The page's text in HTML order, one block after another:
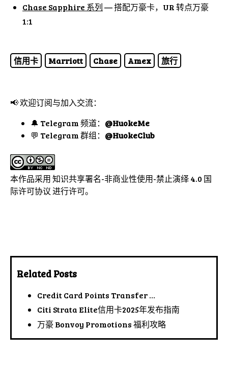
Chase Sapphire 系列— 搭配万豪卡，UR 转点万豪
1:1
信用卡 Marriott Chase Amex 旅行
📢 欢迎订阅与加入交流：
🔔 Telegram 频道： @HuokeMe
💬 Telegram 群组： @HuokeClub
本作品采用知识共享署名-非商业性使用-禁止演绎 4.0 国
际许可协议进行许可。
Related Posts
Credit Card Points Transfer …
Citi Strata Elite信用卡2025年发布指南
万豪 Bonvoy Promotions 福利攻略